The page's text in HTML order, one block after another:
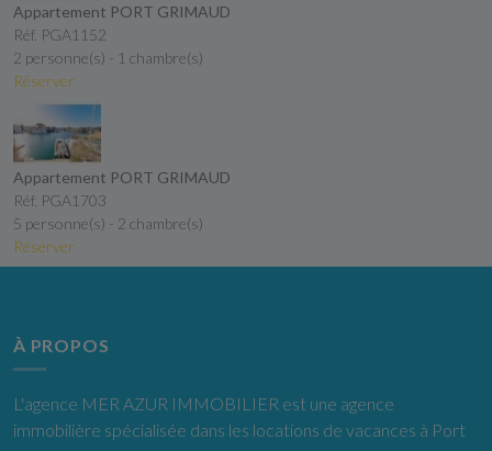
Appartement PORT GRIMAUD
Réf. PGA1152
2 personne(s) - 1 chambre(s)
Réserver
Appartement PORT GRIMAUD
Réf. PGA1703
5 personne(s) - 2 chambre(s)
Réserver
À PROPOS
L'agence MER AZUR IMMOBILIER est une agence
immobilière spécialisée dans les locations de vacances à Port